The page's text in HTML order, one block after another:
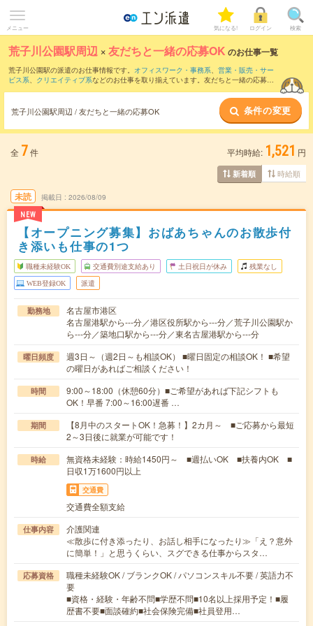
メニュー 気になる! ログイン 検索
荒子川公園駅周辺 ×友だちと一緒の応募OK のお仕事一覧
荒子川公園駅の派遣のお仕事情報です。 オフィスワーク・事務系、 営業・販売・サー
ビス系、 クリエイティブ系などのお仕事を取り揃えています。友だちと一緒の応募OK
荒子川公園駅周辺 / 友だちと一緒の応募OK 条件の変更
全 7件 平均時給: 1,521 円
新着順 時給順
未読
NEW
掲載日 2026/08/09
【オープニング募集】おばあちゃんのお散歩付
き添いも仕事の1つ
職種未経験OK 交通費別途支給あり 土日祝日が休み 残業なし
WEB登録OK 派遣
勤務地
名古屋市港区
名古屋港駅から---分／港区役所駅から---分／荒子川公園駅か
ら---分／築地口駅から---分／東名古屋港駅から---分
曜日頻度
週3日～（週2日～も相談OK） ■曜日固定の相談OK！ ■希望
の曜日があればご相談ください！
時間
9:00～18:00（休憩60分）■ご希望があれば下記シフトも
OK！早番 7:00～16:00遅番 …
期間
【8月中のスタートOK！急募！】2カ月～ ■ご応募から最短
2～3日後に就業が可能です！
時給
無資格未経験：時給1450円～ ■週払いOK ■扶養内OK ■
日収1万1600円以上
交通費
交通費全額支給
仕事内容
介護関連
≪散歩に付き添ったり、お話し相手になったり≫「え？意外
に簡単！」と思うくらい、スグできる仕事からスタ…
応募資格
職種未経験OK / ブランクOK / パソコンスキル不要 / 英語力不
要
■資格・経験・年齢不問■学歴不問■10名以上採用予定！■履
歴書不要■面談確約■社会保険完備■社員登用…